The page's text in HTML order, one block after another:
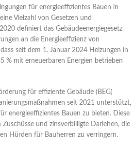
für energieeffizientes Bauen in
Vielzahl von Gesetzen und
definiert das Gebäudeenergiegesetz
an die Energieeffizienz von
seit dem 1. Januar 2024 Heizungen in
% mit erneuerbaren Energien betrieben
für effiziente Gebäude (BEG)
seit 2021 unterstützt,
energieeffizientes Bauen zu bieten. Diese
und zinsverbilligte Darlehen, die
Hürden für Bauherren zu verringern.